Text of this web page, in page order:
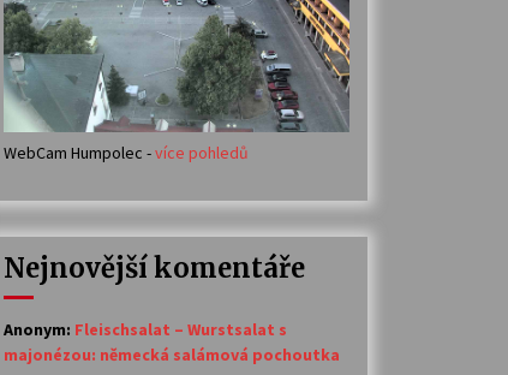
Votavžatský ploty
23. 7. 2026
14. 7. 2026
30. 6. 2026
WebCam Humpolec -více pohledů
Nejnovější komentáře
Anonym: Fleischsalat – Wurstsalat s
majonézou: německá salámová pochoutka